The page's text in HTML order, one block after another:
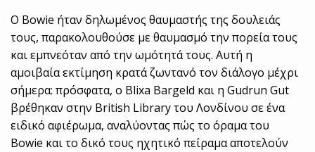
Ο Bowie ήταν δηλωμένος θαυμαστής της δουλειάς
τους, παρακολουθούσε με θαυμασμό την πορεία τους
και εμπνεόταν από την ωμότητά τους. Αυτή η
αμοιβαία εκτίμηση κρατά ζωντανό τον διάλογο μέχρι
σήμερα: πρόσφατα, ο Blixa Bargeld και η Gudrun Gut
βρέθηκαν στην British Library του Λονδίνου σε ένα
ειδικό αφιέρωμα, αναλύοντας πώς το όραμα του
Bowie και το δικό τους ηχητικό πείραμα αποτελούν